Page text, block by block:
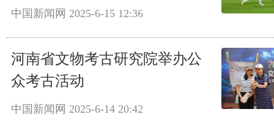
中国新闻网 2025-6-15 12:36
河南省文物考古研究院举办公
众考古活动
中国新闻网 2025-6-14 20:42